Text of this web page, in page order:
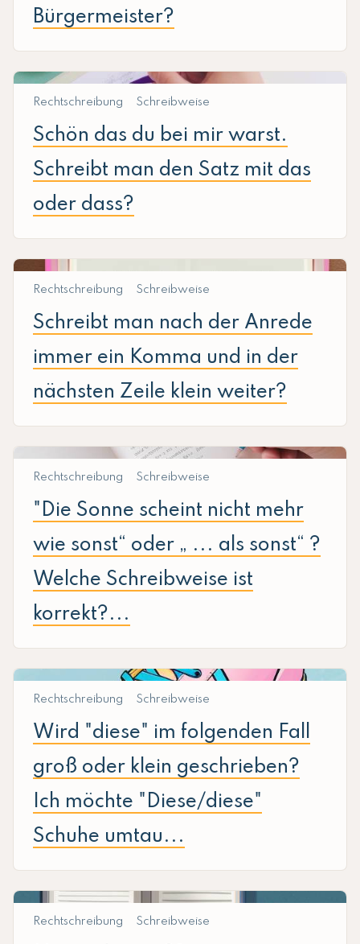
Bürgermeister?
Rechtschreibung Schreibweise
Schön das du bei mir warst.
Schreibt man den Satz mit das
oder dass?
Rechtschreibung Schreibweise
Schreibt man nach der Anrede
immer ein Komma und in der
nächsten Zeile klein weiter?
Rechtschreibung Schreibweise
"Die Sonne scheint nicht mehr
wie sonst“ oder „ ... als sonst“ ?
Welche Schreibweise ist
korrekt?...
Rechtschreibung Schreibweise
Wird "diese" im folgenden Fall
groß oder klein geschrieben?
Ich möchte "Diese/diese"
Schuhe umtau...
Rechtschreibung Schreibweise